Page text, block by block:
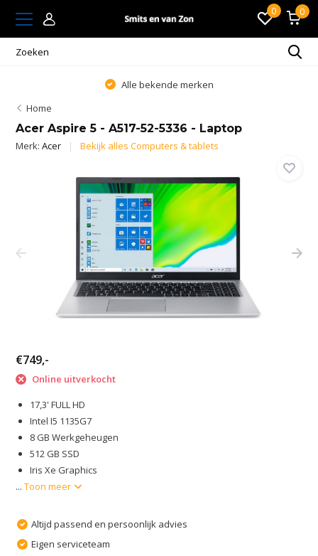
0 0
Alle bekende merken
Home
Acer Aspire 5 - A517-52-5336 - Laptop
Merk:Acer Bekijk alles Computers & tablets
€749,-
Online uitverkocht
17,3' FULL HD
Intel I5 1135G7
8 GB Werkgeheugen
512 GB SSD
Iris Xe Graphics
...Toon meer
Altijd passend en persoonlijk advies
Eigen serviceteam